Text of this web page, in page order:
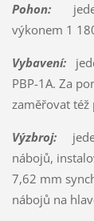
Pohon:jeden
výkonem 1
Vybavení:
PBP-1A. Za
zaměřovat
Výzbroj:jeden
nábojů,
7,62 mm
nábojů na